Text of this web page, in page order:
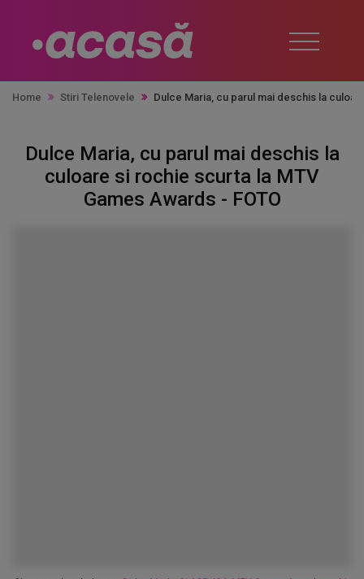
Home Stiri Telenovele Dulce Maria, cu parul mai deschis la
Dulce Maria, cu parul mai deschis la
culoare si rochie scurta la MTV
Games Awards - FOTO